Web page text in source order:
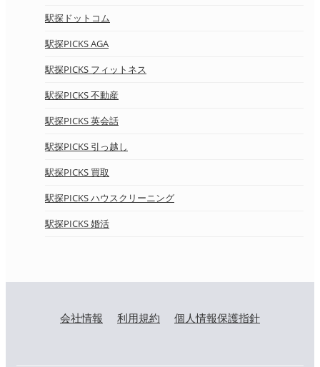
駅探ドットコム
駅探PICKS AGA
駅探PICKS フィットネス
駅探PICKS 不動産
駅探PICKS 英会話
駅探PICKS 引っ越し
駅探PICKS 買取
駅探PICKS ハウスクリーニング
駅探PICKS 婚活
会社情報 利用規約 個人情報保護指針